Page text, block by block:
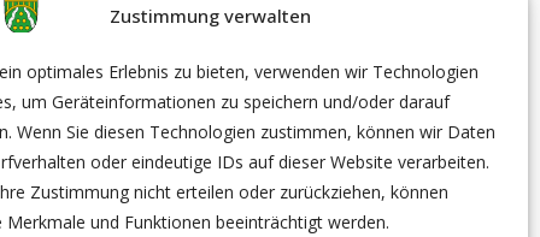
Zustimmung verwalten
optimales Erlebnis zu bieten, verwenden wir Technologien
um Geräteinformationen zu speichern und/oder darauf
Wenn Sie diesen Technologien zustimmen, können wir Daten
oder eindeutige IDs auf dieser Website verarbeiten.
Zustimmung nicht erteilen oder zurückziehen, können
und Funktionen beeinträchtigt werden.